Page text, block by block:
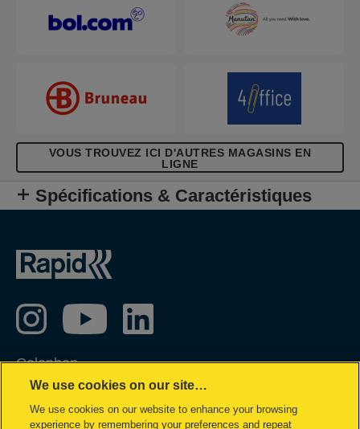
VOUS TROUVEZ ICI D'AUTRES MAGASINS EN
LIGNE
Spécifications & Caractéristiques
Colophon
Privacy policy
Politique concernant les cookies
We use cookies on our site…
We use cookies on our website to enhance your browsing
experience by remembering your preferences and repeat